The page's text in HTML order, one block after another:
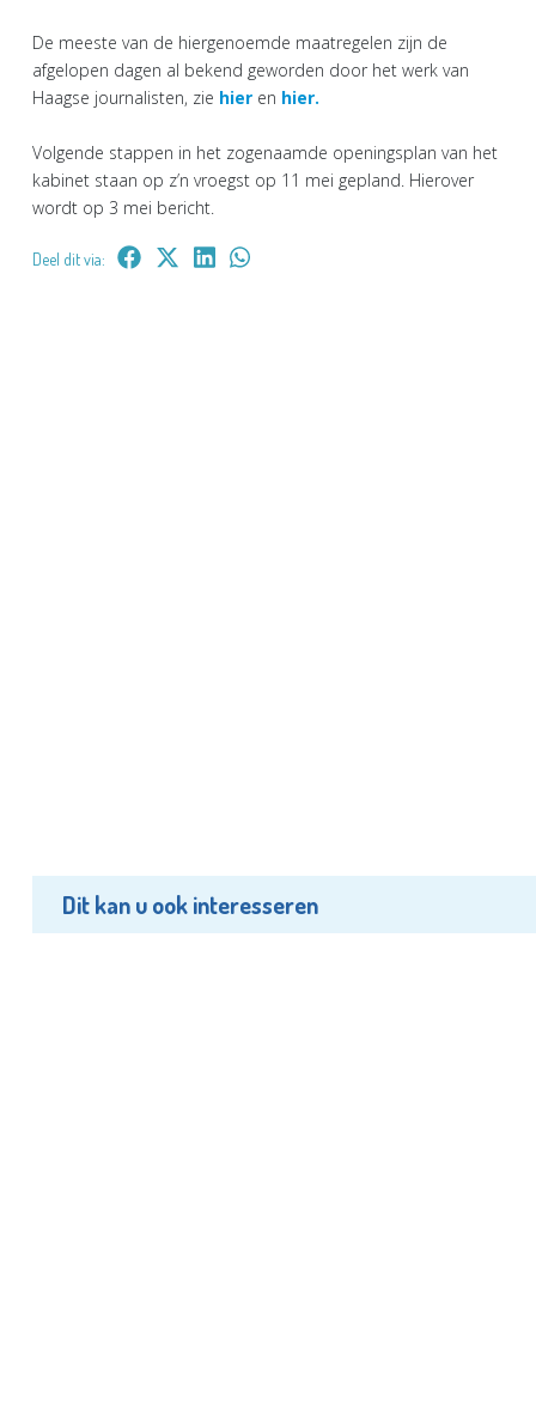
De meeste van de hiergenoemde maatregelen zijn de
afgelopen dagen al bekend geworden door het werk van
Haagse journalisten, zie hier en hier.
Volgende stappen in het zogenaamde openingsplan van het
kabinet staan op z’n vroegst op 11 mei gepland. Hierover
wordt op 3 mei bericht.
Deel dit via:
Dit kan u ook interesseren